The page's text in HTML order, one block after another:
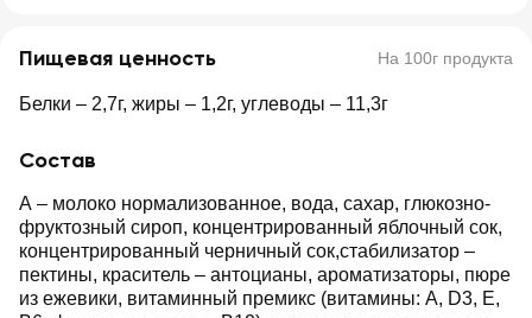
Пищевая ценность На 100г продукта
Белки – 2,7г, жиры – 1,2г, углеводы – 11,3г
Состав
А – молоко нормализованное, вода, сахар, глюкозно-
фруктозный сироп, концентрированный яблочный сок,
концентрированный черничный сок,стабилизатор –
пектины, краситель – антоцианы, ароматизаторы, пюре
из ежевики, витаминный премикс (витамины: А, D3, Е,